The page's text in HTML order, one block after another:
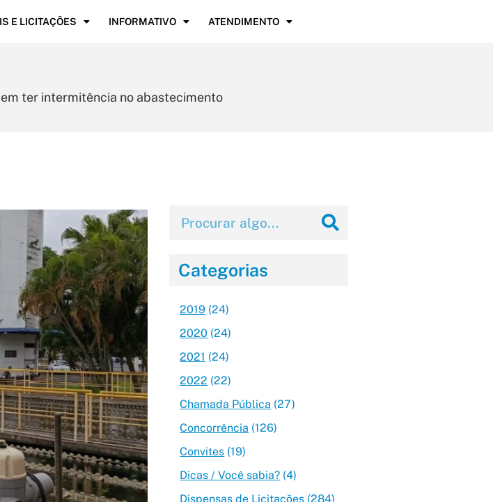
E LICITAÇÕES INFORMATIVO ATENDIMENTO
ter intermitência no abastecimento
Categorias
2019 (24)
2020 (24)
2021 (24)
2022 (22)
Chamada Pública (27)
Concorrência (126)
Convites (19)
Dicas / Você sabia? (4)
Dispensas de Licitações (284)